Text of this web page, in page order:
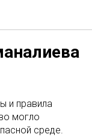
и правила
могло
среде.